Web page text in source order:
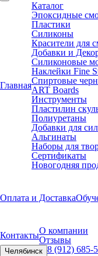
Главная
Каталог
Эпоксидные
Пластики
Силиконы
Красители для
Добавки и
Силиконовые
Наклейки Fine
Спиртовые
ART Boards
Инструменты
Пластилин
Полиуретаны
Добавки для
Альгинаты
Наборы для
Сертификаты
Новогодняя
Оплата и Доставка
КонтактыО компании
Отзывы
Челябинск 8 (912) 685-